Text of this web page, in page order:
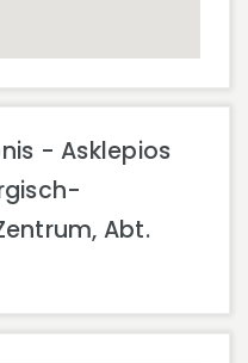
- Asklepios
Abt.